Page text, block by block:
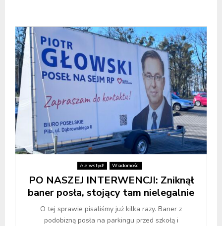
Ale wstyd! Wiadomości
PO NASZEJ INTERWENCJI: Zniknął
baner posła, stojący tam nielegalnie
O tej sprawie pisaliśmy już kilka razy. Baner z
podobizną posła na parkingu przed szkołą i